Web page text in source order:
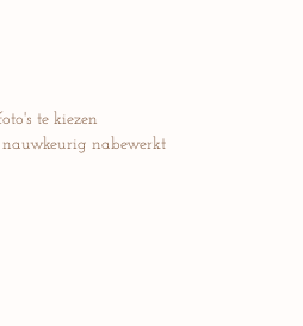
te kiezen
nauwkeurig nabewerkt